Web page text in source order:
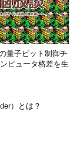
量子ビット制御チ
ピュータ格差を生
）とは？